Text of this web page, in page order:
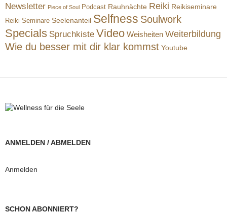
Newsletter Piece of Soul Podcast Rauhnächte Reiki Reikiseminare
Reiki Seminare Seelenanteil Selfness Soulwork
Specials Spruchkiste Video Weisheiten Weiterbildung
Wie du besser mit dir klar kommst Youtube
ANMELDEN / ABMELDEN
Anmelden
SCHON ABONNIERT?